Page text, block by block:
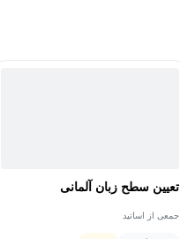
تعیین سطح زبان آلمانی
جمعی از اساتید